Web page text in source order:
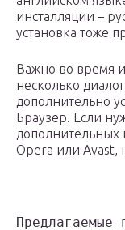
инсталляции –
установка тоже
Важно во время
несколько
дополнительно
Браузер. Если
дополнительных
Opera или Avast,